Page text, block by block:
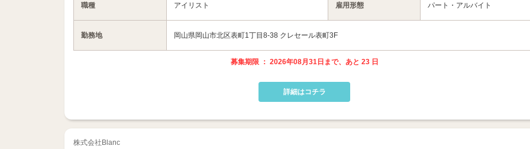
職種 アイリスト 雇用形態 パート・アルバイト
勤務地 岡山県岡山市北区表町1丁目8-38 クレセール表町3F
募集期限 ： 2026年08月31日まで、あと 23 日
詳細はコチラ
株式会社Blanc